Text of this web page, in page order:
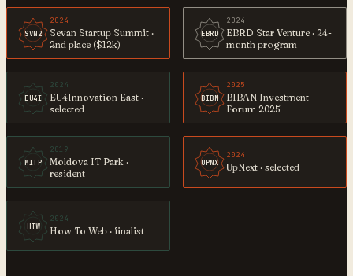
SVN2
2024
Sevan Startup Summit ·
2nd place ($12k)
EBRD
2024
EBRD Star Venture · 24-
month program
EU4I
2024
EU4Innovation East ·
selected
BIBN
2025
BIBAN Investment
Forum 2025
MITP
2019
Moldova IT Park ·
resident
UPNX
2024
UpNext · selected
HTW
2024
How To Web · finalist